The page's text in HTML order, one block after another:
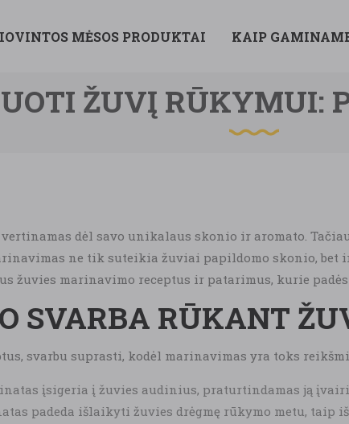
MĖSOS PRODUKTAI KAIP
ŽUVĮ RŪKYMUI:
dėl savo unikalaus skonio ir aromato.
ne tik suteikia žuviai papildomo skonio, bet
žuvies marinavimo receptus ir patarimus, kurie
SVARBA RŪKANT
svarbu suprasti, kodėl marinavimas yra toks
įsigeria į žuvies audinius, praturtindamas ją
padeda išlaikyti žuvies drėgmę rūkymo metu, taip